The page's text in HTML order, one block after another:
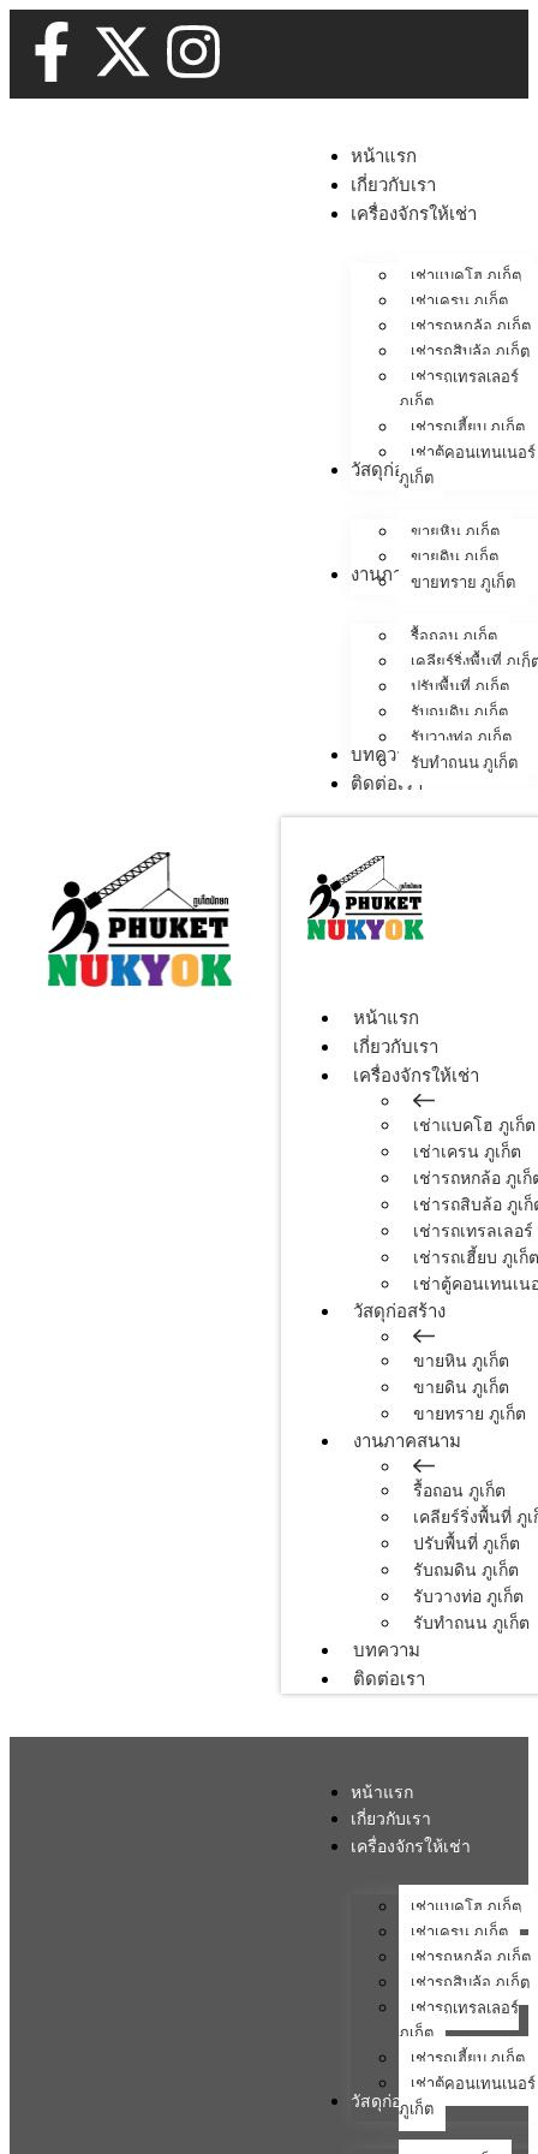
หน้าแรก
เกี่ยวกับเรา
เครื่องจักรให้เช่า
เช่าแบคโฮ ภูเก็ต
เช่าเครน ภูเก็ต
เช่ารถหกล้อ ภูเก็ต
เช่ารถสิบล้อ ภูเก็ต
เช่ารถเทรลเลอร์
ภูเก็ต
เช่ารถเฮี้ยบ ภูเก็ต
เช่าตู้คอนเทนเนอร์
ภูเก็ต
วัสดุก่อสร้าง
ขายหิน ภูเก็ต
ขายดิน ภูเก็ต
ขายทราย ภูเก็ต
งานภาคสนาม
รื้อถอน ภูเก็ต
เคลียร์ริ่งพื้นที่ ภูเก็
ปรับพื้นที่ ภูเก็ต
รับถมดิน ภูเก็ต
รับวางท่อ ภูเก็ต
รับทำถนน ภูเก็ต
บทความ
ติดต่อเรา
หน้าแรก
เกี่ยวกับเรา
เครื่องจักรให้เช่า
เช่าแบคโฮ ภูเก็ต
เช่าเครน ภูเก็ต
เช่ารถหกล้อ ภูเก็
เช่ารถสิบล้อ ภูเ
เช่ารถเทรลเลอ
เช่ารถเฮี้ยบ ภูเก็ต
เช่าตู้คอนเทนเน
วัสดุก่อสร้าง
ขายหิน ภูเก็ต
ขายดิน ภูเก็ต
ขายทราย ภูเก็ต
งานภาคสนาม
รื้อถอน ภูเก็ต
เคลียร์ริ่งพื้นที่ ภู
ปรับพื้นที่ ภูเก็ต
รับถมดิน ภูเก็ต
รับวางท่อ ภูเก็ต
รับทำถนน ภูเก็ต
บทความ
ติดต่อเรา
หน้าแรก
เกี่ยวกับเรา
เครื่องจักรให้เช่า
เช่าแบคโฮ ภูเก็ต
เช่าเครน ภูเก็ต
เช่ารถหกล้อ ภูเก็ต
เช่ารถสิบล้อ ภูเก็ต
เช่ารถเทรลเลอร์
ภูเก็ต
เช่ารถเฮี้ยบ ภูเก็ต
เช่าตู้คอนเทนเนอร์
ภูเก็ต
วัสดุก่อสร้าง